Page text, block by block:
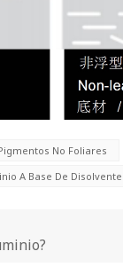
No Foliares
A Base De Disolvente